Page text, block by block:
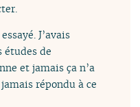
J’avais
études de
et jamais ça n’a
répondu à ce